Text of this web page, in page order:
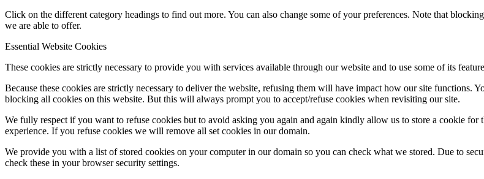
Click on the different category headings to find out more. You can also change some of your preferences. Note that
we are able to offer.
Essential Website Cookies
These cookies are strictly necessary to provide you with services available through our website and to use some of its
Because these cookies are strictly necessary to deliver the website, refusing them will have impact how our site functions.
blocking all cookies on this website. But this will always prompt you to accept/refuse cookies when revisiting our site.
We fully respect if you want to refuse cookies but to avoid asking you again and again kindly allow us to store a cookie
experience. If you refuse cookies we will remove all set cookies in our domain.
We provide you with a list of stored cookies on your computer in our domain so you can check what we stored. Due to
check these in your browser security settings.